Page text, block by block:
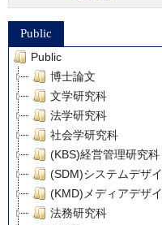
Public
Public
博士論文
文学研究科
法学研究科
社会学研究科
(KBS)経営管理研究科
(SDM)システムデザ
(KMD)メディアデザ
法務研究科